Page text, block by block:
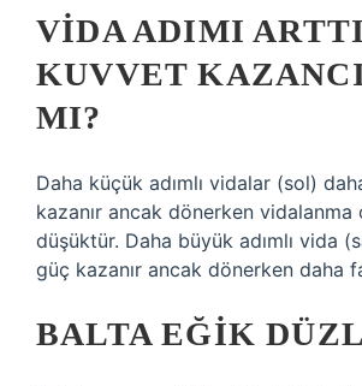
VIDA ADIMI
KUVVET
MI?
Daha küçük adımlı vidalar (sol)
kazanır ancak dönerken vidalanma
düşüktür. Daha büyük adımlı vida
güç kazanır ancak dönerken daha
BALTA EĞIK